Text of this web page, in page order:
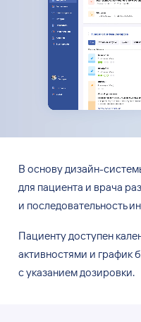
В основу дизайн-
для пациента и врача
и последовательность
Пациенту доступен
активностями и график
суказанием дозировки.